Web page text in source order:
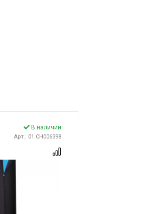
В наличии
Арт.: 01.CH006398